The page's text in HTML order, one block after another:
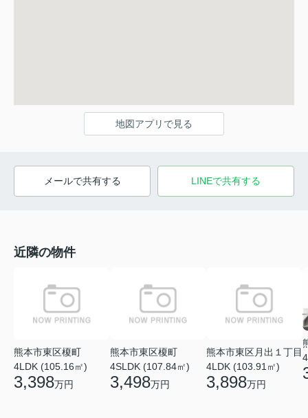
地図アプリで見る
メールで共有する LINEで共有する
近隣の物件
熊本市東区榎町
4LDK (105.16㎡)
3,398万円
熊本市東区榎町
4SLDK (107.84㎡)
3,498万円
熊本市東区月出１丁目
4LDK (103.91㎡)
3,898万円